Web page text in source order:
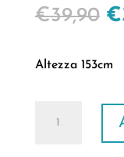
€39,90 Il
€
Altezza 153cm